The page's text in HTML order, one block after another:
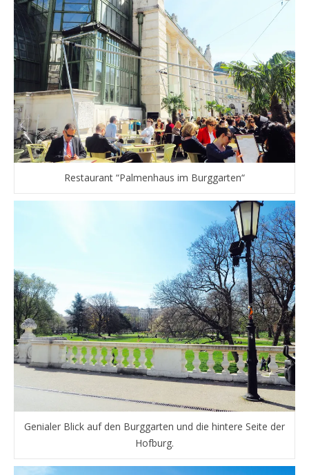
Restaurant “Palmenhaus im Burggarten“
Genialer Blick auf den Burggarten und die hintere Seite der
Hofburg.